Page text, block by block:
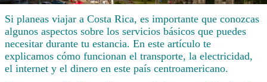
Si planeas viajar a Costa Rica, es importante que conozcas
algunos aspectos sobre los servicios básicos que puedes
necesitar durante tu estancia. En este artículo te
explicamos cómo funcionan el transporte, la electricidad,
el internet y el dinero en este país centroamericano.